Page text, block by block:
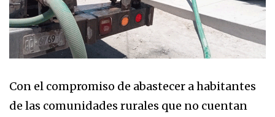
Con el compromiso de abastecer a habitantes
de las comunidades rurales que no cuentan